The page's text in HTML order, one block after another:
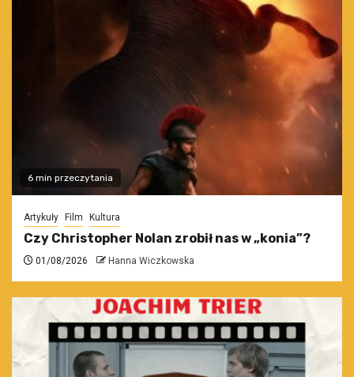
6 min przeczytania
Artykuły Film Kultura
Czy Christopher Nolan zrobił nas w „konia”?
01/08/2026 Hanna Wiczkowska